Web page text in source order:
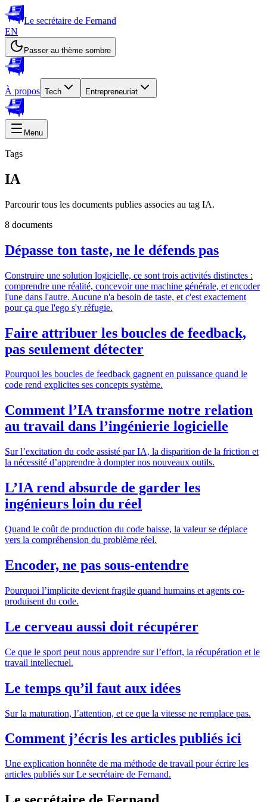
Le secrétaire de Fernand
EN
Passer au thème sombre
À propos Tech Entrepreneuriat
Menu
Tags
IA
Parcourir tous les documents publies associes au tag IA.
8 documents
Dépasse ton taste, ne le défends pas
Construire une solution logicielle, ce sont trois activités distinctes :
comprendre une réalité, concevoir une machine générale, et encoder
l'une dans l'autre. Aucune n'a besoin de taste, et c'est exactement
pour ça que l'ego s'y réfugie.
Faire attribuer les boucles de feedback,
pas seulement détecter
Pourquoi les boucles de feedback gagnent en puissance quand le
code rend explicites ses concepts système.
Comment l’IA transforme notre relation
au travail dans l’ingénierie logicielle
Sur l’excitation du code assisté par IA, la disparition de la friction et
la nécessité d’apprendre à dompter nos nouveaux outils.
L’IA rend absurde de garder les
ingénieurs loin du réel
Quand le coût de production du code baisse, la valeur se déplace
vers la compréhension du problème réel.
Encoder, ne pas sous-entendre
Pourquoi l’implicite devient fragile quand humains et agents co-
produisent du code.
Le cerveau aussi doit récupérer
Ce que le sport peut nous apprendre sur l’effort, la récupération et le
travail intellectuel.
Le temps qu’il faut aux idées
Sur la maturation, l’attention, et ce que la vitesse ne remplace pas.
Comment j’écris les articles publiés ici
Une explication honnête de ma méthode de travail pour écrire les
articles publiés sur Le secrétaire de Fernand.